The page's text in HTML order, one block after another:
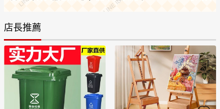
店長推薦